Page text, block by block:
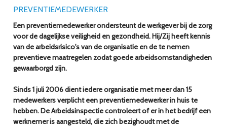
PREVENTIEMEDEWERKER
Een preventiemedewerker ondersteunt de werkgever bij de zorg
voor de dagelijkse veiligheid en gezondheid. Hij/Zij heeft kennis
van de arbeidsrisico's van de organisatie en de te nemen
preventieve maatregelen zodat goede arbeidsomstandigheden
gewaarborgd zijn.
Sinds 1 juli 2006 dient iedere organisatie met meer dan 15
medewerkers verplicht een preventiemedewerker in huis te
hebben. De Arbeidsinspectie controleert of er in het bedrijf een
werknemer is aangesteld, die zich bezighoudt met de